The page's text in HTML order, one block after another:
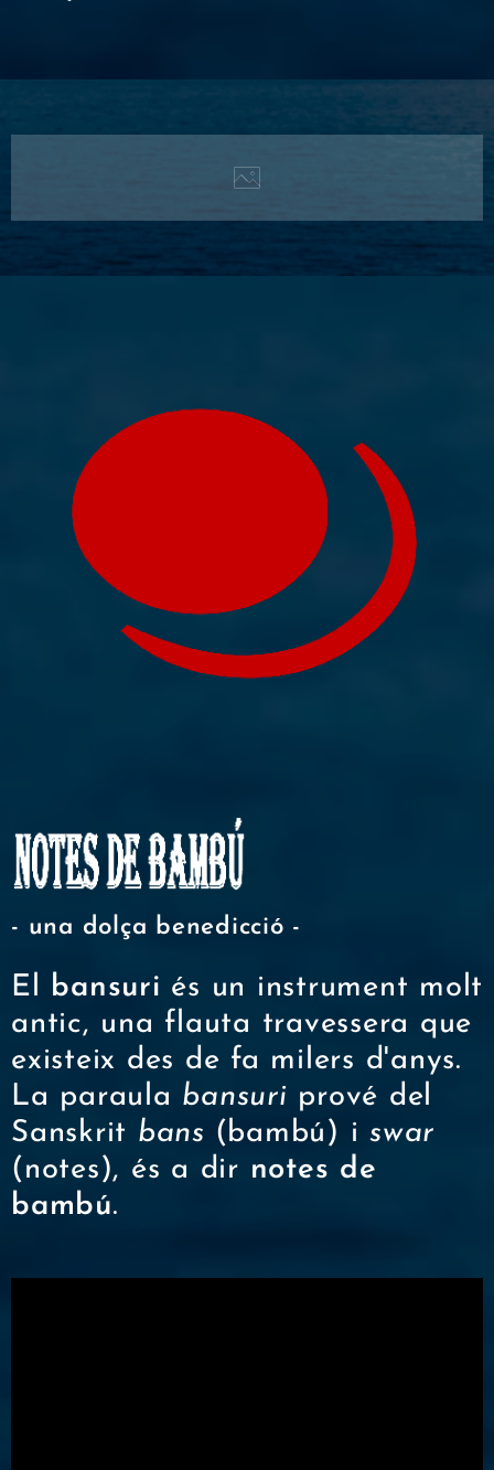
- una dolça benedicció -
El bansuri és un instrument molt
antic, una flauta travessera que
existeix des de fa milers d'anys.
La paraula bansuri prové del
Sanskrit bans (bambú) i swar
(notes), és a dir notes de
bambú.